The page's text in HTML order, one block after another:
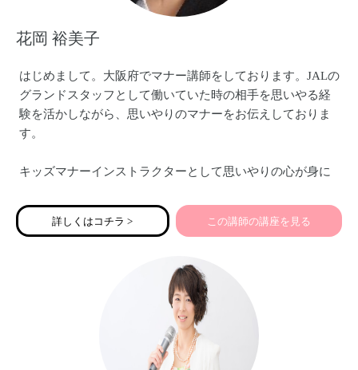
花岡 裕美子
はじめまして。大阪府でマナー講師をしております。JALの
グランドスタッフとして働いていた時の相手を思いやる経
験を活かしながら、思いやりのマナーをお伝えしておりま
す。
キッズマナーインストラクターとして思いやりの心が身に
親子向け）、公共の場でのマナー、友だちと仲良くできる
マナー・新一年生向けの準備講座などをお伝えしておりま
また、ママ起業家のみなさんにこそ必要な親しみ＆エレガ
ントビジネスマナーや印象アップをお伝えしております。
思いやりに溢れた講座を開催しております♡
詳しくはコチラ > この講師の講座を見る